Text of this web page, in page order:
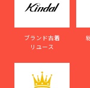
ブランド古着
リユース